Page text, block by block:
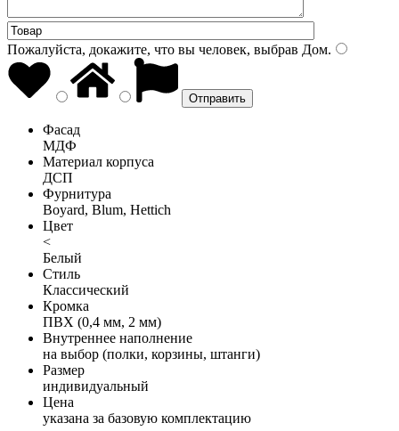
Пожалуйста, докажите, что вы человек, выбрав Дом.
Фасад
МДФ
Материал корпуса
ДСП
Фурнитура
Boyard, Blum, Hettich
Цвет
<
Белый
Стиль
Классический
Кромка
ПВХ (0,4 мм, 2 мм)
Внутреннее наполнение
на выбор (полки, корзины, штанги)
Размер
индивидуальный
Цена
указана за базовую комплектацию